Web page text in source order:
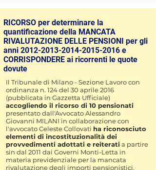
RICORSO per determinare la
quantificazione della MANCATA
RIVALUTAZIONE DELLE PENSIONI per gli
anni 2012-2013-2014-2015-2016 e
CORRISPONDERE ai ricorrenti le quote
dovute
​Il Tribunale di Milano - Sezione Lavoro con
ordinanza n. 124 del 30 aprile 2016
(pubblicata in Gazzetta Ufficiale)
accogliendo il ricorso di 10 pensionati
presentato dall'Avvocato Alessandro
Giovanni MILANI in collaborazione con
l'avvocato Celeste Collovati ha riconosciuto
elementi di incostituzionalità dei
provvedimenti adottati e reiterati a partire
sin dal 2011 dai Governi Monti-Letta in
materia previdenziale per la mancata
rivalutazione degli importi pensionistici.